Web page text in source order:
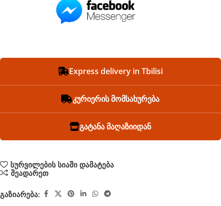
Express delivery in Tbilisi
კურიერის მომსახურება
გატანა მაღაზიიდან
სურვილების სიაში დამატება
შეადარეთ
გაზიარება: